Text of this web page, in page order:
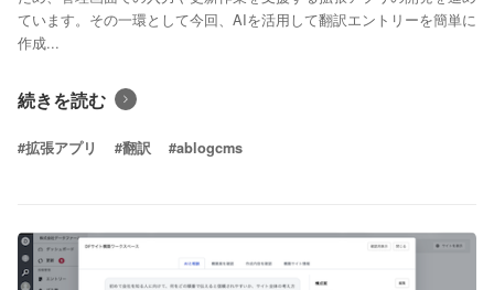
ています。その一環として今回、AIを活用して翻訳エントリーを簡単に
作成...
続きを読む
#拡張アプリ #翻訳 #ablogcms